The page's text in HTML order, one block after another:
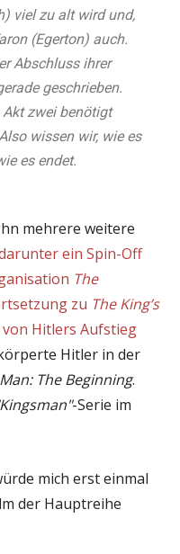
viel zu alt wird und,
(Egerton) auch.
Abschluss ihrer
geschrieben.
zwei benötigt
wissen wir, wie es
es endet.
mehrere weitere
ein Spin-Off
The
zu The King’s
Hitlers Aufstieg
Hitler in der
The Beginning.
-Serie im
mich erst einmal
der Hauptreihe